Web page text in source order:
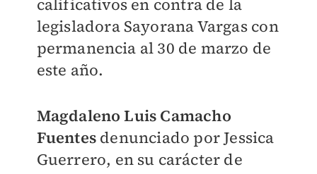
calificativos en contra de la
legisladora Sayorana Vargas con
permanencia al 30 de marzo de
este año.
Magdaleno Luis Camacho
Fuentesdenunciado por Jessica
Guerrero, en su carácter de